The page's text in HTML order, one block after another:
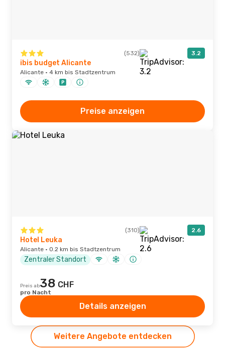
(532) 3.2
ibis budget Alicante
Alicante · 4 km bis Stadtzentrum
Preise anzeigen
(310) 2.6
Hotel Leuka
Alicante · 0.2 km bis Stadtzentrum
Zentraler Standort
Preis ab38 CHF
pro Nacht
Details anzeigen
Weitere Angebote entdecken